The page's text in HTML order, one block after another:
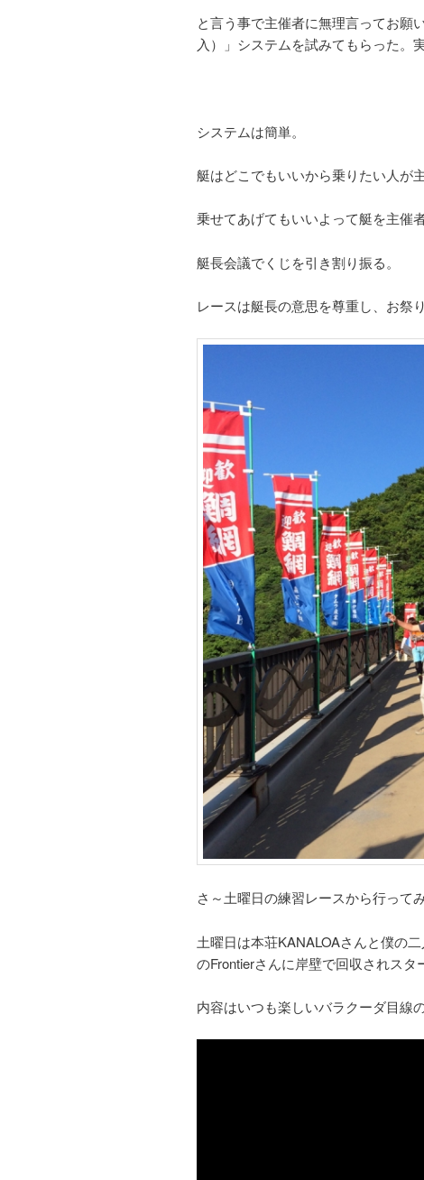
と言う事で主催者に無理言ってお願
入）」システムを試みてもらった。
システムは簡単。
艇はどこでもいいから乗りたい人が
乗せてあげてもいいよって艇を主催者
艇長会議でくじを引き割り振る。
レースは艇長の意思を尊重し、お祭
さ～土曜日の練習レースから行って
土曜日は本荘KANALOAさんと僕の
のFrontierさんに岸壁で回収されスタ
内容はいつも楽しいバラクーダ目線